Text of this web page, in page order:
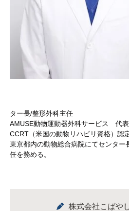
ター長/整形外科主任
AMUSE動物運動器外科サービス 代表
CCRT（米国の動物リハビリ資格）認
東京都内の動物総合病院にてセンター
任を務める。
株式会社こばや